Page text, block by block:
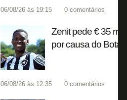
06/08/26 às 19:15 0 comentários
Zenit pede € 35
por causa do
06/08/26 às 12:35 0 comentários